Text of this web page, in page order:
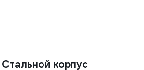
Стальной корпус